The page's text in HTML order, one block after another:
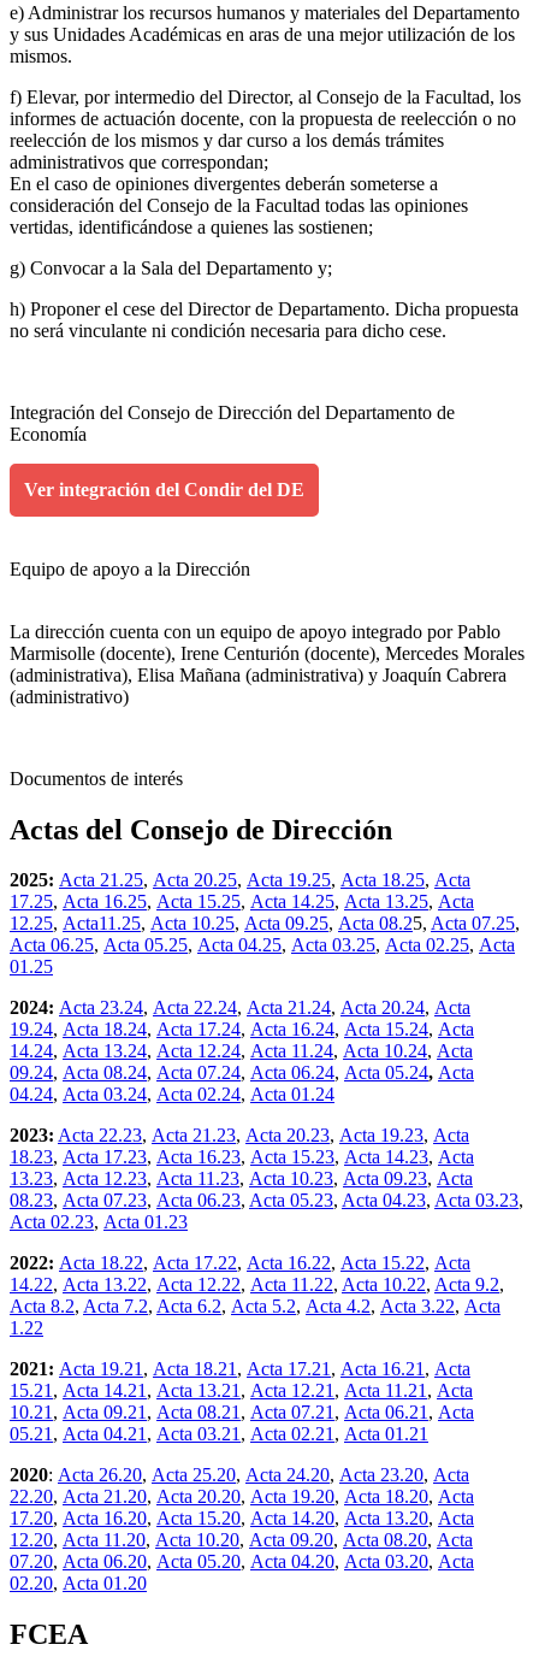
e) Administrar los recursos humanos y materiales del Departamento
y sus Unidades Académicas en aras de una mejor utilización de los
mismos.
f) Elevar, por intermedio del Director, al Consejo de la Facultad, los
informes de actuación docente, con la propuesta de reelección o no
reelección de los mismos y dar curso a los demás trámites
administrativos que correspondan;
En el caso de opiniones divergentes deberán someterse a
consideración del Consejo de la Facultad todas las opiniones
vertidas, identificándose a quienes las sostienen;
g) Convocar a la Sala del Departamento y;
h) Proponer el cese del Director de Departamento. Dicha propuesta
no será vinculante ni condición necesaria para dicho cese.
Integración del Consejo de Dirección del Departamento de
Economía
Ver integración del Condir del DE
Equipo de apoyo a la Dirección
La dirección cuenta con un equipo de apoyo integrado por Pablo
Marmisolle (docente), Irene Centurión (docente), Mercedes Morales
(administrativa), Elisa Mañana (administrativa) y Joaquín Cabrera
(administrativo)
Documentos de interés
Actas del Consejo de Dirección
2025: Acta 21.25, Acta 20.25, Acta 19.25, Acta 18.25, Acta
17.25, Acta 16.25, Acta 15.25, Acta 14.25, Acta 13.25, Acta
12.25, Acta11.25, Acta 10.25, Acta 09.25, Acta 08.25, Acta 07.25,
Acta 06.25, Acta 05.25, Acta 04.25, Acta 03.25, Acta 02.25, Acta
01.25
2024: Acta 23.24, Acta 22.24, Acta 21.24, Acta 20.24, Acta
19.24, Acta 18.24, Acta 17.24, Acta 16.24, Acta 15.24, Acta
14.24, Acta 13.24, Acta 12.24, Acta 11.24, Acta 10.24, Acta
09.24, Acta 08.24, Acta 07.24, Acta 06.24, Acta 05.24, Acta
04.24, Acta 03.24, Acta 02.24, Acta 01.24
2023: Acta 22.23, Acta 21.23, Acta 20.23, Acta 19.23, Acta
18.23, Acta 17.23, Acta 16.23, Acta 15.23, Acta 14.23, Acta
13.23, Acta 12.23, Acta 11.23, Acta 10.23, Acta 09.23, Acta
08.23, Acta 07.23, Acta 06.23, Acta 05.23, Acta 04.23, Acta 03.23,
Acta 02.23, Acta 01.23
2022: Acta 18.22, Acta 17.22, Acta 16.22, Acta 15.22, Acta
14.22, Acta 13.22, Acta 12.22, Acta 11.22, Acta 10.22, Acta 9.2,
Acta 8.2, Acta 7.2, Acta 6.2, Acta 5.2, Acta 4.2, Acta 3.22, Acta
1.22
2021: Acta 19.21, Acta 18.21, Acta 17.21, Acta 16.21, Acta
15.21, Acta 14.21, Acta 13.21, Acta 12.21, Acta 11.21, Acta
10.21, Acta 09.21, Acta 08.21, Acta 07.21, Acta 06.21, Acta
05.21, Acta 04.21, Acta 03.21, Acta 02.21, Acta 01.21
2020: Acta 26.20, Acta 25.20, Acta 24.20, Acta 23.20, Acta
22.20, Acta 21.20, Acta 20.20, Acta 19.20, Acta 18.20, Acta
17.20, Acta 16.20, Acta 15.20, Acta 14.20, Acta 13.20, Acta
12.20, Acta 11.20, Acta 10.20, Acta 09.20, Acta 08.20, Acta
07.20, Acta 06.20, Acta 05.20, Acta 04.20, Acta 03.20, Acta
02.20, Acta 01.20
FCEA